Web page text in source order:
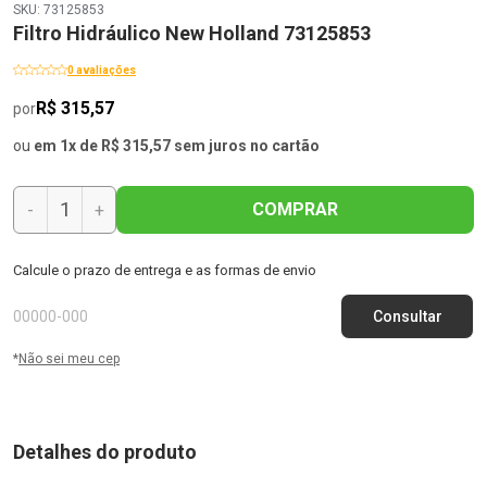
SKU: 73125853
Filtro Hidráulico New Holland 73125853
0 avaliações
porR$ 315,57
ou em 1x de R$ 315,57 sem juros no cartão
- + COMPRAR
Calcule o prazo de entrega e as formas de envio
*Não sei meu cep
Detalhes do produto